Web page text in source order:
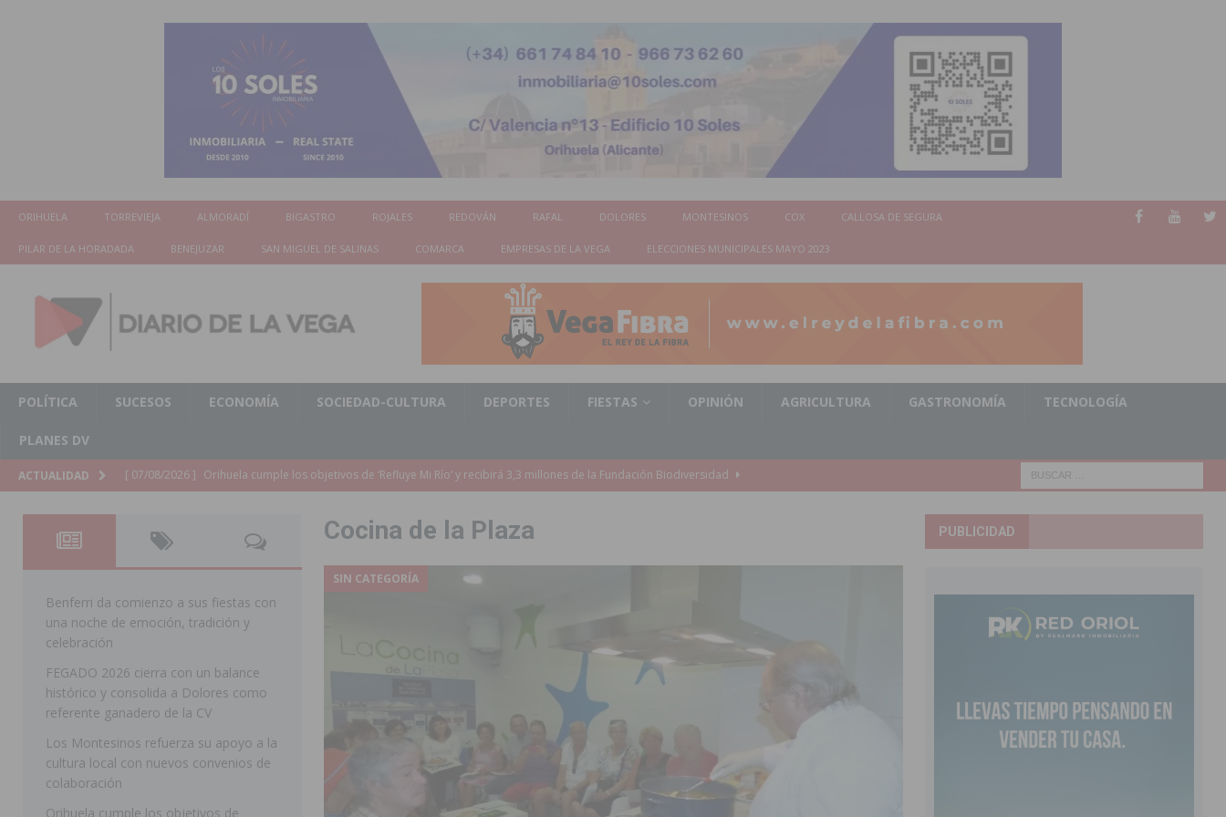
ORIHUELA TORREVIEJA ALMORADÍ BIGASTRO ROJALES REDOVÁN RAFAL DOLORES MONTESINOS COX CALLOSA DE SEGURA
PILAR DE LA HORADADA BENEJUZAR SAN MIGUEL DE SALINAS COMARCA EMPRESAS DE LA VEGA ELECCIONES MUNICIPALES MAYO 2023
POLÍTICA SUCESOS ECONOMÍA SOCIEDAD-CULTURA DEPORTES FIESTAS OPINIÓN AGRICULTURA GASTRONOMÍA TECNOLOGÍA
PLANES DV
ACTUALIDAD [ 07/08/2026 ] Orihuela organiza un concierto sinfónico de la Orquesta de Jóvenes de la Provincia de Alicante en Las Colinas
[ 07/08/2026 ]
El Ayuntamiento de Almoradí mejora la accesibilidad de las aceras del entorno del CEIP Pascual Andreu
ALMORADÍ
[ 07/08/2026 ] Educación destina 1,2 millones adicionales al CEIP nº 2 de Catral dentro del Plan Edificant
[ 07/08/2026 ] La Policía Nacional desarticula un grupo criminal especializado en el robo de vehículos de alta gama mediante la
[ 07/08/2026 ] Torrevieja impulsa el empleo con la contratación de 55 personas desempleadas a través de seis programas
TORREVIEJA
Raiguero de Bonanza alerta del riesgo de incendios e inundaciones por el estado de sus barrancos
Cocina de la Plaza
SIN CATEGORÍA
Benferri da comienzo a sus fiestas con
una noche de emoción, tradición y
celebración
FEGADO 2026 cierra con un balance
histórico y consolida a Dolores como
referente ganadero de la CV
Los Montesinos refuerza su apoyo a la
cultura local con nuevos convenios de
colaboración
Orihuela cumple los objetivos de
PUBLICIDAD